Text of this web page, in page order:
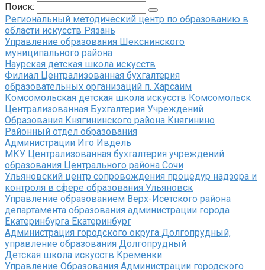
Поиск:
Региональный методический центр по образованию в
области искусств Рязань
Управление образования Шекснинского
муниципального района
Наурская детская школа искусств
Филиал Централизованная бухгалтерия
образовательных организаций п. Харсаим
Комсомольская детская школа искусств Комсомольск
Централизованная Бухгалтерия Учреждений
Образования Княгининского района Княгинино
Районный отдел образования
Администрации Иго Ивдель
МКУ Централизованная бухгалтерия учреждений
образования Центрального района Сочи
Ульяновский центр сопровождения процедур надзора и
контроля в сфере образования Ульяновск
Управление образованием Верх-Исетского района
департамента образования администрации города
Екатеринбурга Екатеринбург
Администрация городского округа Долгопрудный,
управление образования Долгопрудный
Детская школа искусств Кременки
Управление Образования Администрации городского